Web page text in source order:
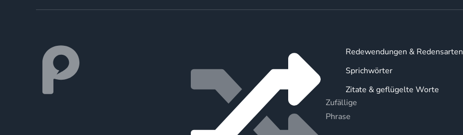
Zufällige
Phrase
Redewendungen & Redensarten
Sprichwörter
Zitate & geflügelte Worte